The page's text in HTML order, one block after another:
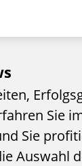
Sie
Sie
Auswahl